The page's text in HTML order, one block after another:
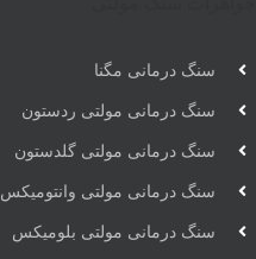
سنگ درمانی مگنا
سنگ درمانی مولتی ردستون
سنگ درمانی مولتی گلدستون
سنگ درمانی مولتی وانتومیکس
سنگ درمانی مولتی بلومیکس